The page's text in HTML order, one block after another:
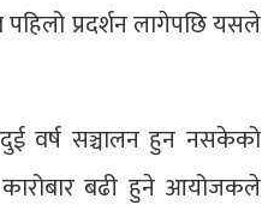
प्रदर्शन लागेपछि यसले
दुई वर्ष सञ्चालन हुन नसकेको
बढी हुने आयोजकले